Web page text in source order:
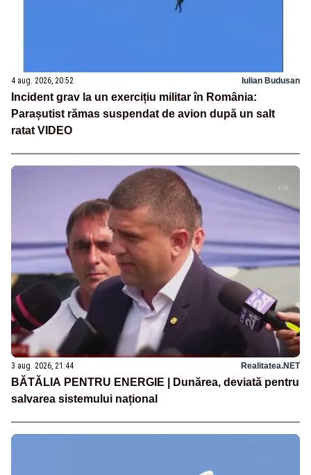
4 aug. 2026, 20:52 Iulian Budusan
Incident grav la un exercițiu militar în România:
Parașutist rămas suspendat de avion după un salt
ratat VIDEO
3 aug. 2026, 21:44 Realitatea.NET
BĂTĂLIA PENTRU ENERGIE | Dunărea, deviată pentru
salvarea sistemului național